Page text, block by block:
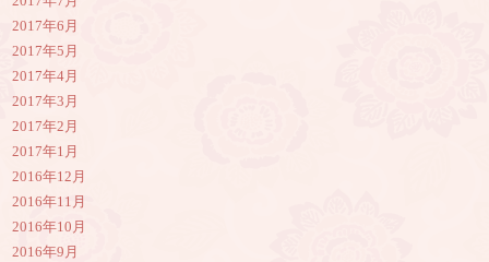
2017年6月
2017年5月
2017年4月
2017年3月
2017年2月
2017年1月
2016年12月
2016年11月
2016年10月
2016年9月